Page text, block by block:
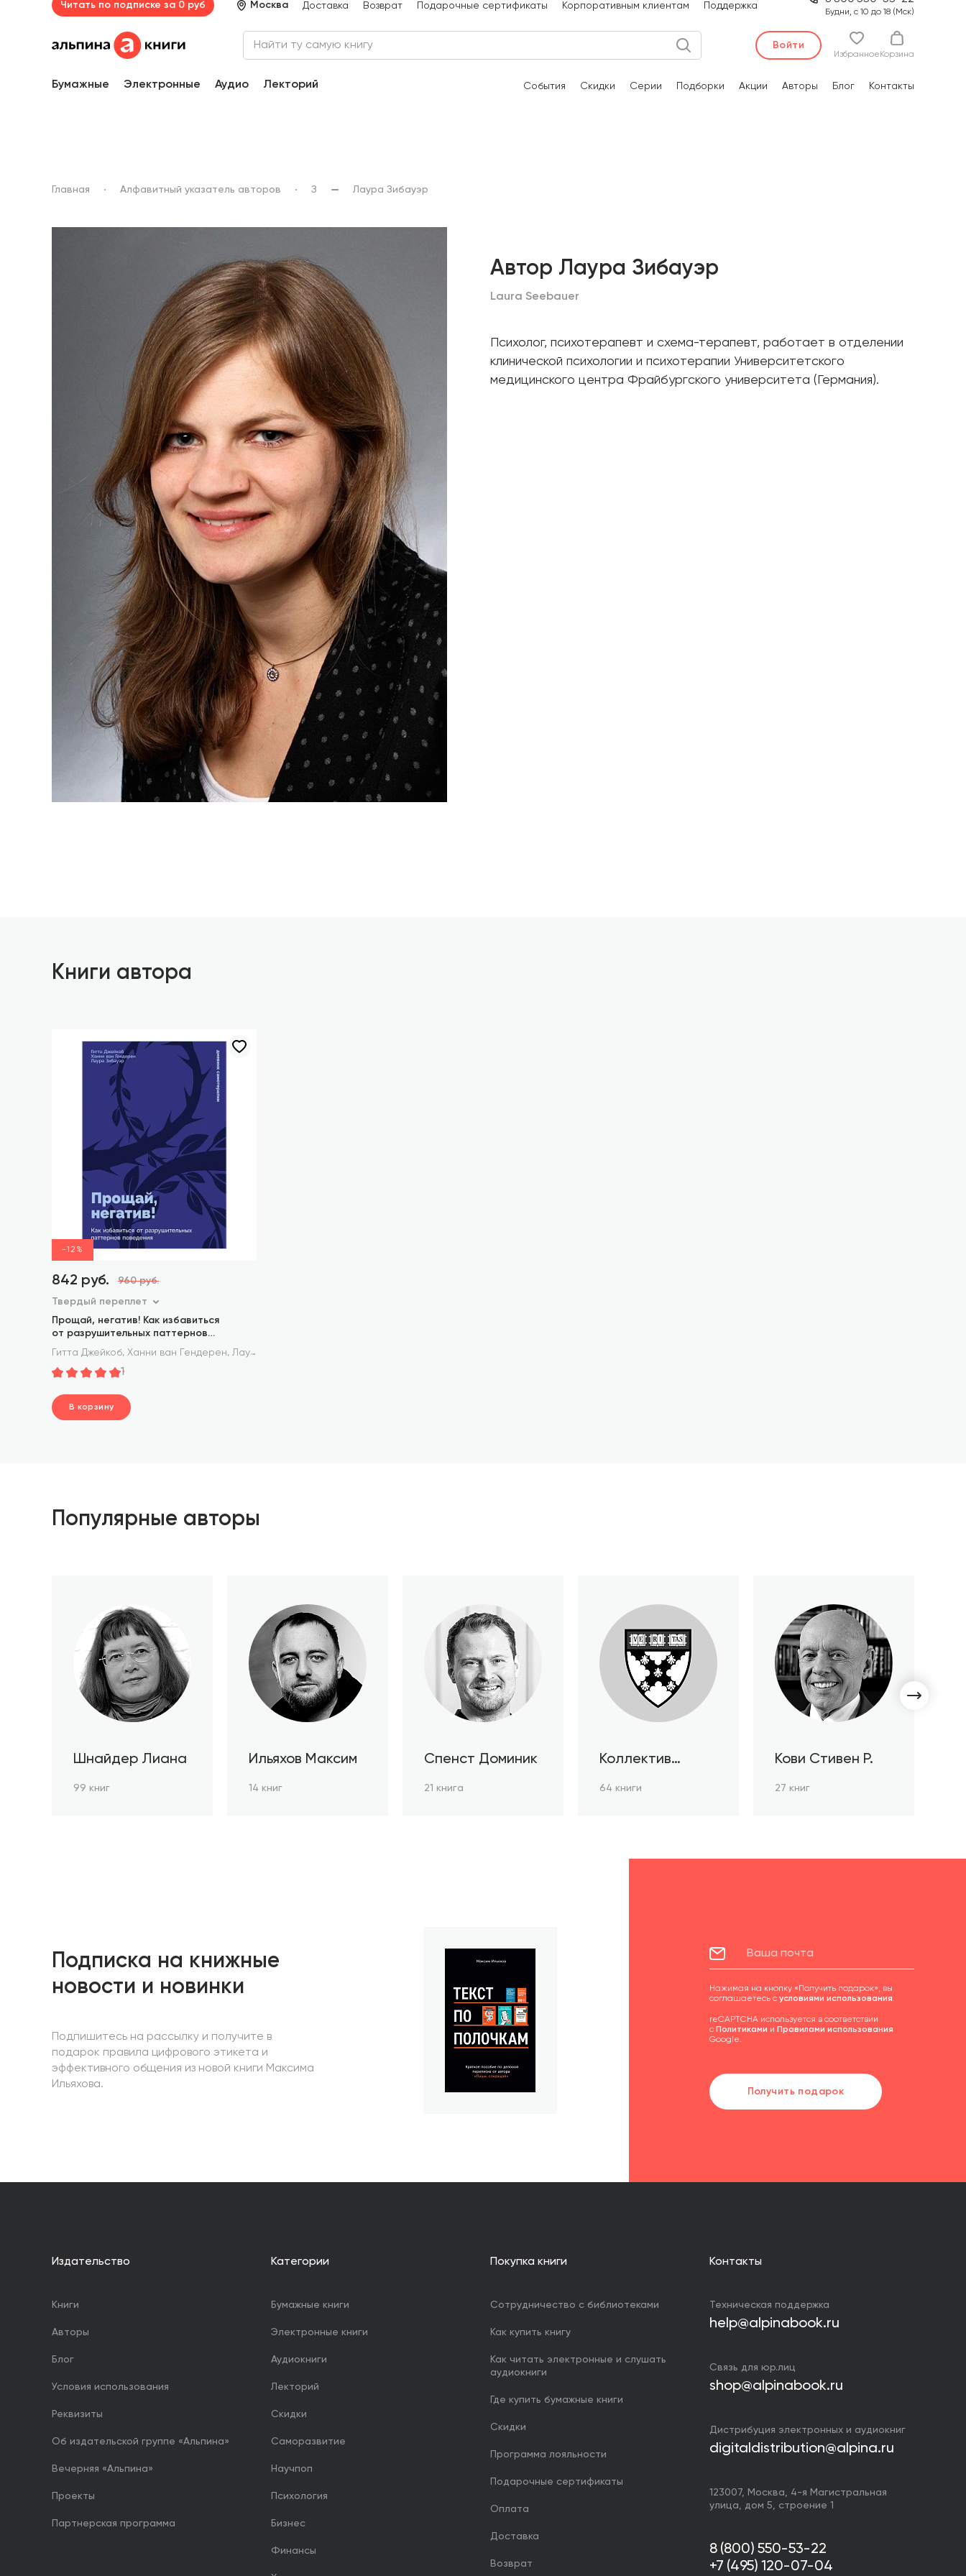
Читать по подписке за 0 руб Москва Доставка Возврат Подарочные сертификаты Корпоративным клиентам Поддержка
Будни, с 10 до 18 (Мск)
Войти
Избранное Корзина
Бумажные Электронные Аудио Лекторий События Скидки Серии Подборки Акции Авторы Блог Контакты
Главная Алфавитный указатель авторов З Лаура Зибауэр
Автор Лаура Зибауэр
Laura Seebauer
Психолог, психотерапевт и схема-терапевт, работает в отделении
клинической психологии и психотерапии Университетского
медицинского центра Фрайбургского университета (Германия).
Книги автора
-12%
842 руб. 960 руб.
Твердый переплет
Прощай, негатив! Как избавиться
от разрушительных паттернов
поведения
Гитта Джейкоб, Ханни ван Гендерен, Лаура Зибауэр
1
В корзину
Популярные авторы
Шнайдер Лиана
99 книг
Ильяхов Максим
14 книг
Спенст Доминик
21 книга
Коллектив
64 книги
Кови Стивен Р.
27 книг
Подписка на книжные
новости и новинки
Подпишитесь на рассылку и получите в
подарок правила цифрового этикета и
эффективного общения из новой книги Максима
Ильяхова.
Нажимая на кнопку «Получить подарок», вы
соглашаетесь с условиями использования.
reCAPTCHA используется в соответствии
с Политиками и Правилами использования
Google.
Получить подарок
Издательство
Книги
Авторы
Блог
Условия использования
Реквизиты
Об издательской группе «Альпина»
Вечерняя «Альпина»
Проекты
Партнерская программа
Категории
Бумажные книги
Электронные книги
Аудиокниги
Лекторий
Скидки
Саморазвитие
Научпоп
Психология
Бизнес
Финансы
Покупка книги
Сотрудничество с библиотеками
Как купить книгу
Как читать электронные и слушать
аудиокниги
Где купить бумажные книги
Скидки
Программа лояльности
Подарочные сертификаты
Оплата
Доставка
Возврат
Контакты
Техническая поддержка
help@alpinabook.ru
Связь для юр.лиц
shop@alpinabook.ru
Дистрибуция электронных и аудиокниг
digitaldistribution@alpina.ru
123007, Москва, 4-я Магистральная
улица, дом 5, строение 1
8 (800) 550-53-22
+7 (495) 120-07-04